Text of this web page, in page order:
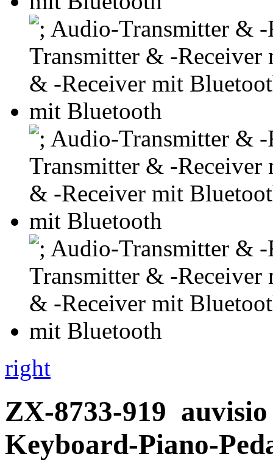
right
ZX-8733-919
Keyboard-Piano-